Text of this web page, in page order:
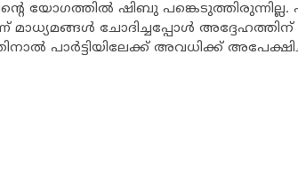
യോഗത്തില്‍ ഷിബു
മാധ്യമങ്ങള്‍ ചോദിച്ചപ്പോള്‍
പാര്‍ട്ടിയിലേക്ക് അവധിക്ക്